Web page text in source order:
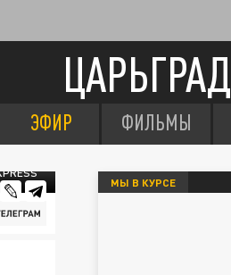
ЦАРЬГРАД
ЭФИР ФИЛЬМЫ
МЫ В КУРСЕ